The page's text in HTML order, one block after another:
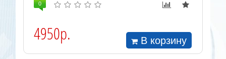
0
4950р. В корзину